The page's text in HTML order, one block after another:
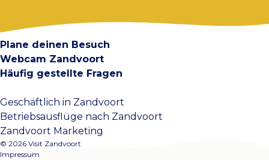
Plane deinen Besuch
Webcam Zandvoort
Häufig gestellte Fragen
Geschäftlich in Zandvoort
Betriebsausflüge nach Zandvoort
Zandvoort Marketing
© 2026 Visit Zandvoort
Impressum